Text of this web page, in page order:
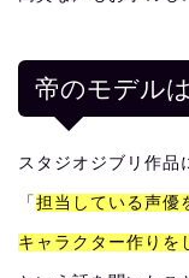
帝のモデル
スタジオジブリ作品
「 担当している声優
キャラクター作りを